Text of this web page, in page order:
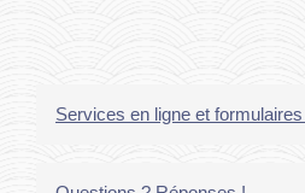
Services en ligne et formulaires